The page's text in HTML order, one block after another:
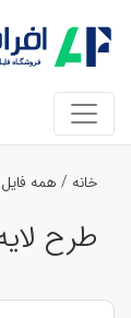
خانه / همه
طرح